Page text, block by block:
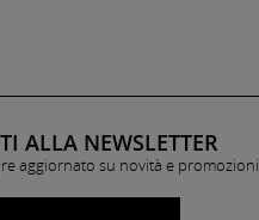
ALLA NEWSLETTER
aggiornato su novità e promozioni